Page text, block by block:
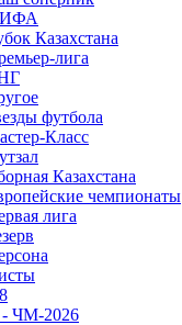
Казахстана
лига
футбола
Класс
Казахстана
чемпионаты
лига
ЧМ-2026